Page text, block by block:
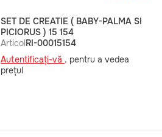
SET DE CREATIE ( BABY-PALMA SI
PICIORUS ) 15 154
Articol RI-00015154
Autentificați-vă , pentru a vedea
prețul